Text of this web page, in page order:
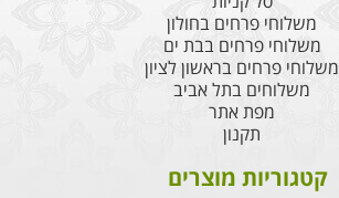
משלוחי פרחים בחולון
משלוחי פרחים בבת ים
משלוחי פרחים בראשון לציון
משלוחים בתל אביב
מפת אתר
תקנון
קטגוריות מוצרים